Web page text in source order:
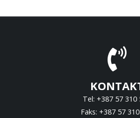
Tel: +387 57 310
Faks: +387 57